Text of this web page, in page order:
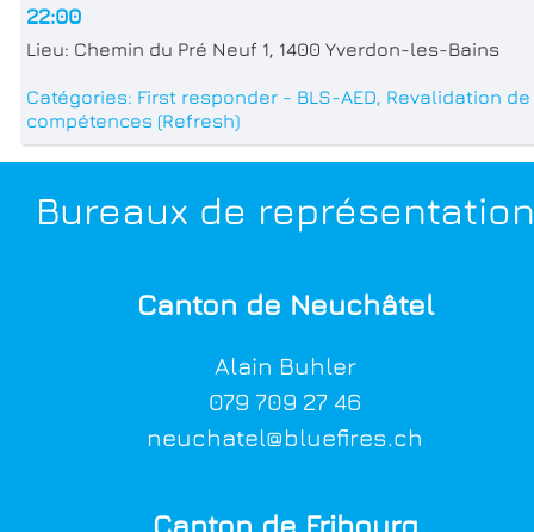
22:00
Lieu: Chemin du Pré Neuf 1, 1400 Yverdon-les-Bains
Catégories: First responder - BLS-AED, Revalidation de
compétences (Refresh)
Bureaux de représentation
Canton de Neuchâtel
Alain Buhler
079 709 27 46
neuchatel@bluefires.ch
Canton de Fribourg